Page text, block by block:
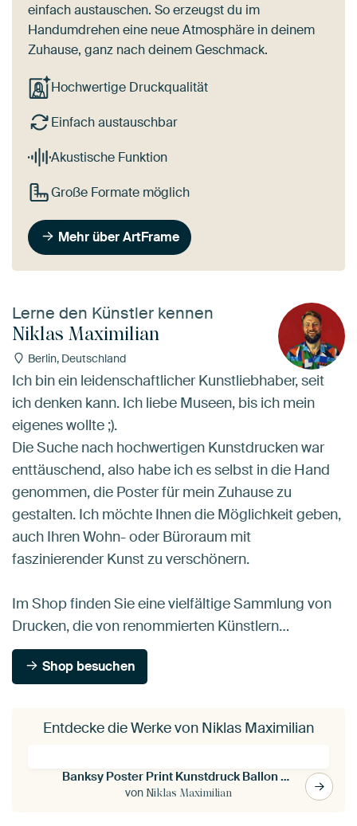
einfach austauschen. So erzeugst du im
Handumdrehen eine neue Atmosphäre in deinem
Zuhause, ganz nach deinem Geschmack.
Hochwertige Druckqualität
Einfach austauschbar
Akustische Funktion
Große Formate möglich
Mehr über ArtFrame
Lerne den Künstler kennen
Niklas Maximilian
Berlin, Deutschland
Ich bin ein leidenschaftlicher Kunstliebhaber, seit
ich denken kann. Ich liebe Museen, bis ich mein
eigenes wollte ;).
Die Suche nach hochwertigen Kunstdrucken war
enttäuschend, also habe ich es selbst in die Hand
genommen, die Poster für mein Zuhause zu
gestalten. Ich möchte Ihnen die Möglichkeit geben,
auch Ihren Wohn- oder Büroraum mit
faszinierender Kunst zu verschönern.
Im Shop finden Sie eine vielfältige Sammlung von
Drucken, die von renommierten Künstlern…
Shop besuchen
Entdecke die Werke von Niklas Maximilian
Banksy Poster Print Kunstdruck Ballon Girl
von Niklas Maximilian